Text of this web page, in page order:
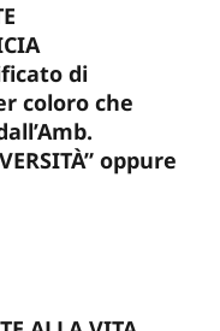
di
coloro che
oppure